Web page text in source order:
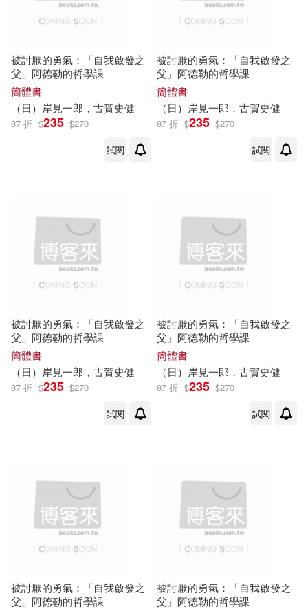
被討厭的勇氣：「自我啟發之
父」阿德勒的哲學課
簡體書
（日） 岸見一郎 ， 古賀史健
87 折 $235 $270
試閱
被討厭的勇氣：「自我啟發之
父」阿德勒的哲學課
簡體書
（日） 岸見一郎 ， 古賀史健
87 折 $235 $270
試閱
被討厭的勇氣：「自我啟發之
父」阿德勒的哲學課
簡體書
（日） 岸見一郎 ， 古賀史健
87 折 $235 $270
試閱
被討厭的勇氣：「自我啟發之
父」阿德勒的哲學課
簡體書
（日） 岸見一郎 ， 古賀史健
87 折 $235 $270
試閱
被討厭的勇氣：「自我啟發之
父」阿德勒的哲學課
被討厭的勇氣：「自我啟發之
父」阿德勒的哲學課